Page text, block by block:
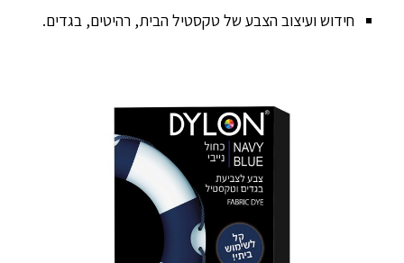
חידוש ועיצוב הצבע של טקסטיל הבית, רהיטים, בגדים.